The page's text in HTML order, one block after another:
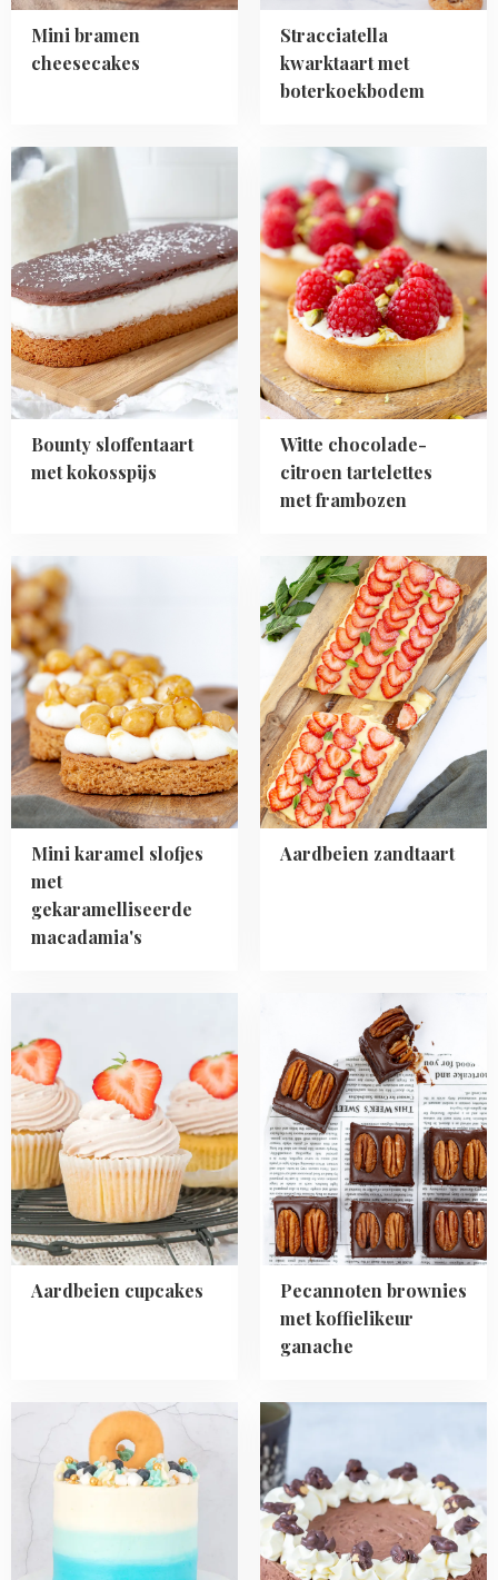
Mini bramen
cheesecakes
Stracciatella
kwarktaart met
boterkoekbodem
Bounty sloffentaart
met kokosspijs
Read
more
Bounty
sloffentaart
met
kokosspijs
Witte chocolade-
citroen tartelettes
met frambozen
more
about
Witte
chocolade-
citroen
tartelettes
met
frambozen
Mini karamel slofjes
met
gekaramelliseerde
macadamia's
Read
more
about
Mini
karamel
slofjes
met
gekaramelliseerde
macadamia's
Aardbeien zandtaart
more
about
Aardbeien
zandtaart
Aardbeien cupcakes
about
Aardbeien
cupcakes
Pecannoten brownies
met koffielikeur
ganache
about
Pecannoten
brownies
met
koffielikeur
ganache
Read
about
Blueberry-
lemon
babyshower
taart
Read
more
about
Pindarotsjes
chocolade
truffeltaart